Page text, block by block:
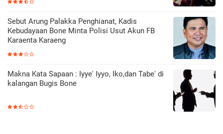
Sebut Arung Palakka Penghianat, Kadis
Kebudayaan Bone Minta Polisi Usut Akun FB
Karaenta Karaeng
Makna Kata Sapaan : Iyye' Iyyo, Iko,dan Tabe' di
kalangan Bugis Bone